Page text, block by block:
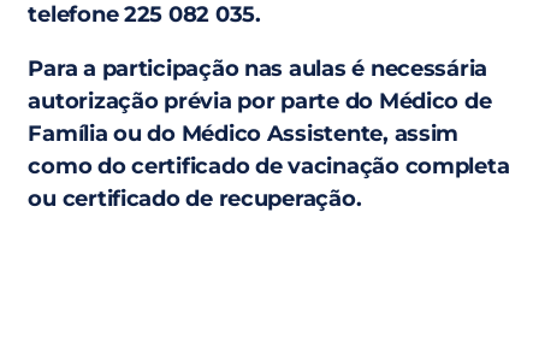
telefone 225 082 035.
Para a participação nas aulas é necessária
autorização prévia por parte do Médico de
Família ou do Médico Assistente, assim
como do certificado de vacinação completa
ou certificado de recuperação.